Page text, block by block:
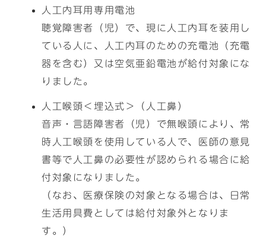
人工内耳用専用電池
聴覚障害者（児）で、現に人工内耳を装用し
ている人に、人工内耳のための充電池（充電
器を含む）又は空気亜鉛電池が給付対象にな
りました。
人工喉頭＜埋込式＞（人工鼻）
音声・言語障害者（児）で無喉頭により、常
時人工喉頭を使用している人で、医師の意見
書等で人工鼻の必要性が認められる場合に給
付対象になりました。
（なお、医療保険の対象となる場合は、日常
生活用具費としては給付対象外となりま
す。）